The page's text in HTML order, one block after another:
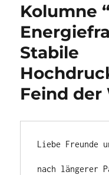
Kolumne
Stabile
Feind
Liebe Freunde
nach längerer